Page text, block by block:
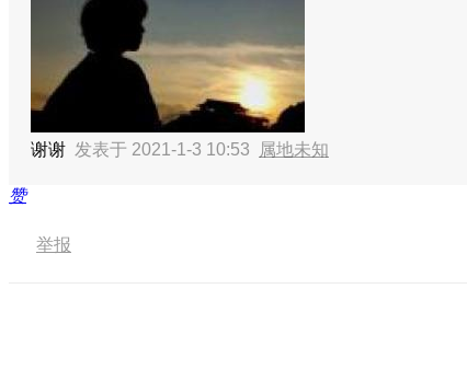
谢谢 发表于 2021-1-3 10:53 属地未知
赞
举报